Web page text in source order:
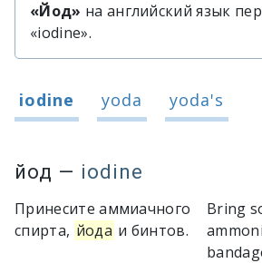
Быстрый перевод
«Йод» на английский язык
«iodine».
Варианты перевода
iodine yoda yoda's
йод — iodine
Принесите аммиачного
спирта, йода и бинтов.
Bring